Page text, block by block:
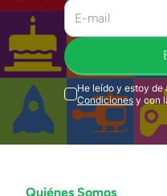
He leído y estoy de
Condiciones y con
Quiénes Somos